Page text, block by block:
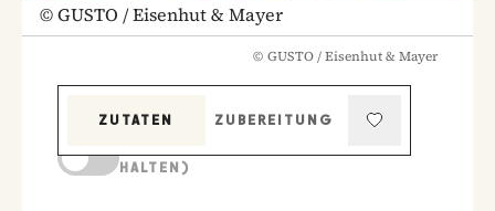
©GUSTO / Eisenhut & Mayer
© GUSTO / Eisenhut & Mayer
ZUTATEN
ZUBEREITUNG
HALTEN)